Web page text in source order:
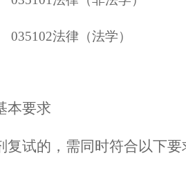
035102法律（法学）
本要求
试的，需同时符合以下要